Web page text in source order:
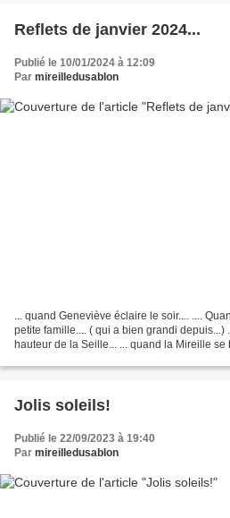
Reflets de janvier 2024...
Publié le 10/01/2024 à 12:09
Par mireilledusablon
... quand Geneviève éclaire le soir.... ....
petite famille.... ( qui a bien grandi
hauteur de la Seille... ... quand la Mireille
Jolis soleils!
Publié le 22/09/2023 à 19:40
Par mireilledusablon